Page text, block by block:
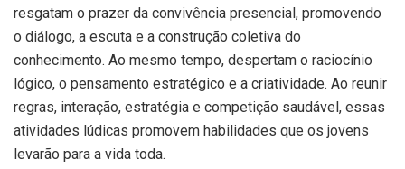
resgatam o prazer da convivência presencial, promovendo
o diálogo, a escuta e a construção coletiva do
conhecimento. Ao mesmo tempo, despertam o raciocínio
lógico, o pensamento estratégico e a criatividade. Ao reunir
regras, interação, estratégia e competição saudável, essas
atividades lúdicas promovem habilidades que os jovens
levarão para a vida toda.